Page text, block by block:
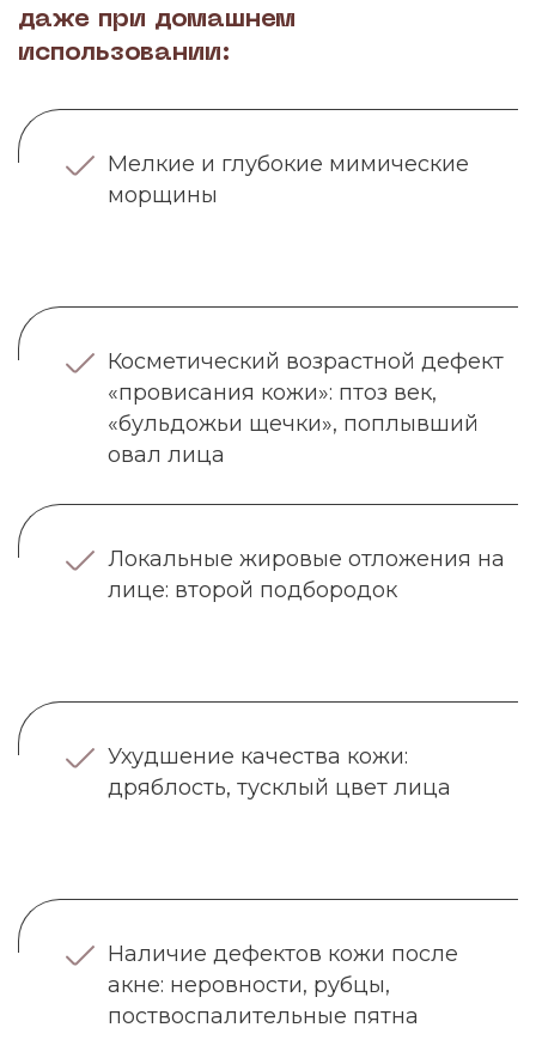
даже при домашнем
использовании:
Мелкие и глубокие мимические
морщины
Косметический возрастной дефект
«провисания кожи»: птоз век,
«бульдожьи щечки», поплывший
овал лица
Локальные жировые отложения на
лице: второй подбородок
Ухудшение качества кожи:
дряблость, тусклый цвет лица
Наличие дефектов кожи после
акне: неровности, рубцы,
поствоспалительные пятна